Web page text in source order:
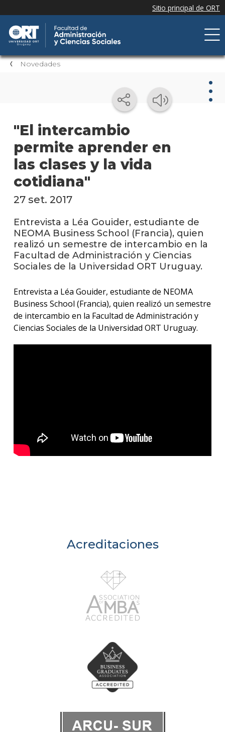
Novedades
"El intercambio
permite aprender en
las clases y la vida
cotidiana"
La
los
de la
27 set. 2017
Entrevista a Léa Gouider, estudiante de
NEOMA Business School (Francia), quien
realizó un semestre de intercambio en la
Facultad de Administración y Ciencias
Sociales de la Universidad ORT Uruguay.
Entrevista a Léa Gouider, estudiante de NEOMA
Business School (Francia), quien realizó un semestre
de intercambio en la Facultad de Administración y
Ciencias Sociales de la Universidad ORT Uruguay.
Acreditaciones